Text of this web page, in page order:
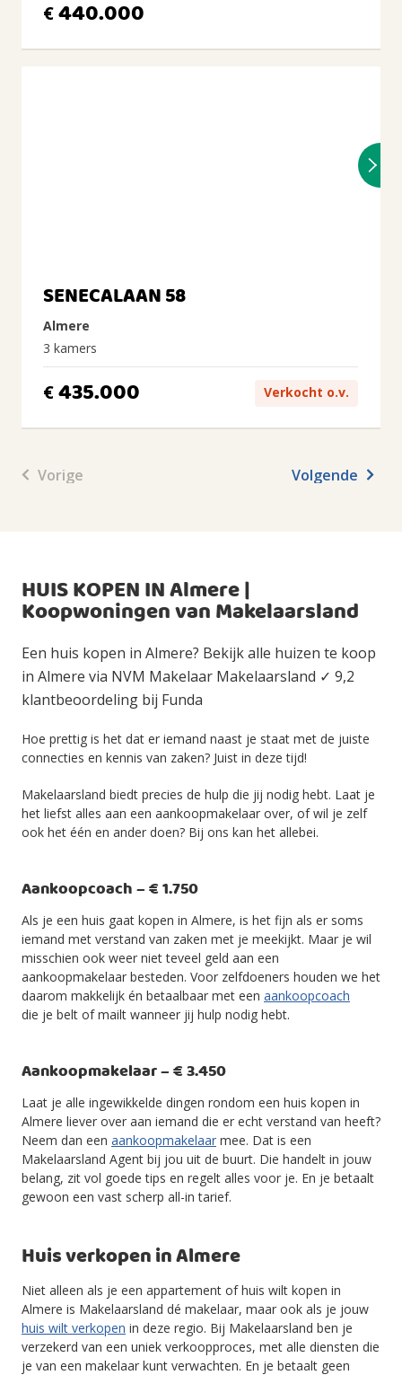
€440.000
SENECALAAN 58
Almere
3 kamers
€435.000 Verkocht o.v.
Vorige Volgende
HUIS KOPEN IN Almere |
Koopwoningen van Makelaarsland
Een huis kopen in Almere? Bekijk alle huizen te koop
in Almere via NVM Makelaar Makelaarsland ✓ 9,2
klantbeoordeling bij Funda
Hoe prettig is het dat er iemand naast je staat met de juiste
connecties en kennis van zaken? Juist in deze tijd!
Makelaarsland biedt precies de hulp die jij nodig hebt. Laat je
het liefst alles aan een aankoopmakelaar over, of wil je zelf
ook het één en ander doen? Bij ons kan het allebei.
Aankoopcoach – € 1.750
Als je een huis gaat kopen in Almere, is het fijn als er soms
iemand met verstand van zaken met je meekijkt. Maar je wil
misschien ook weer niet teveel geld aan een
aankoopmakelaar besteden. Voor zelfdoeners houden we het
daarom makkelijk én betaalbaar met een aankoopcoach
die je belt of mailt wanneer jij hulp nodig hebt.
Aankoopmakelaar – € 3.450
Laat je alle ingewikkelde dingen rondom een huis kopen in
Almere liever over aan iemand die er echt verstand van heeft?
Neem dan een aankoopmakelaar mee. Dat is een
Makelaarsland Agent bij jou uit de buurt. Die handelt in jouw
belang, zit vol goede tips en regelt alles voor je. En je betaalt
gewoon een vast scherp all-in tarief.
Huis verkopen in Almere
Niet alleen als je een appartement of huis wilt kopen in
Almere is Makelaarsland dé makelaar, maar ook als je jouw
huis wilt verkopen in deze regio. Bij Makelaarsland ben je
verzekerd van een uniek verkoopproces, met alle diensten die
je van een makelaar kunt verwachten. En je betaalt geen